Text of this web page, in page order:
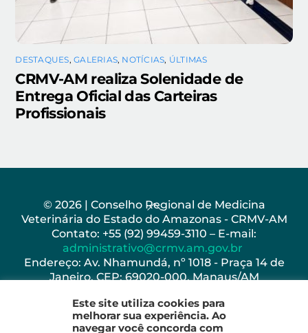
DESTAQUES,GALERIAS, NOTÍCIAS, ÚLTIMAS
CRMV-AM realiza Solenidade de
Entrega Oficial das Carteiras
Profissionais
Back
To
Top
© 2026 | Conselho Regional de Medicina
Veterinária do Estado do Amazonas - CRMV-AM
Contato: +55 (92) 99459-3110 – E-mail:
administrativo@crmv.am.gov.br
Endereço: Av. Nhamundá, nº 1018 - Praça 14 de
Janeiro, CEP: 69020-000, Manaus/AM
Este site utiliza cookies para
melhorar sua experiência. Ao
navegar você concorda com